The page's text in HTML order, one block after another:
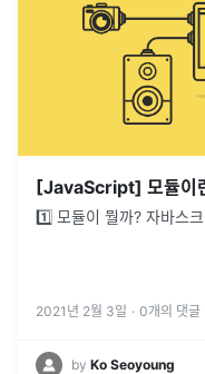
[JavaScript] 모듈이
1️⃣ 모듈이 뭘까? 자바스
2021년 2월 3일 · 0개의 댓글
by Ko Seoyoung